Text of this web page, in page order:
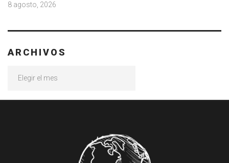
8 agosto, 2026
ARCHIVOS